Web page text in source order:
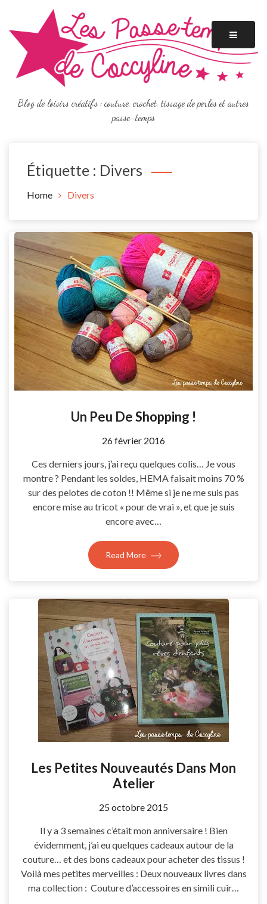
content
Blog de loisirs créatifs : couture, crochet, tissage de perles et autres
passe-temps
Étiquette : Divers
Home Divers
Un Peu De Shopping !
by
26 février 2016
Ces derniers jours, j’ai reçu quelques colis… Je vous
montre ? Pendant les soldes, HEMA faisait moins 70 %
sur des pelotes de coton !! Même si je ne me suis pas
encore mise au tricot « pour de vrai », et que je suis
encore avec…
Read More
Les Petites Nouveautés Dans Mon
Atelier
by
25 octobre 2015
Il y a 3 semaines c’était mon anniversaire ! Bien
évidemment, j’ai eu quelques cadeaux autour de la
couture… et des bons cadeaux pour acheter des tissus !
Voilà mes petites merveilles : Deux nouveaux livres dans
ma collection : Couture d’accessoires en simili cuir…